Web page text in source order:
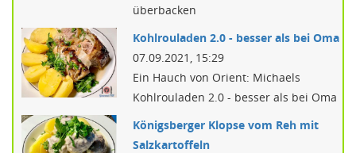
überbacken
Kohlrouladen 2.0 - besser als bei Oma
07.09.2021, 15:29
Ein Hauch von Orient: Michaels
Kohlrouladen 2.0 - besser als bei Oma
Königsberger Klopse vom Reh mit
Salzkartoffeln